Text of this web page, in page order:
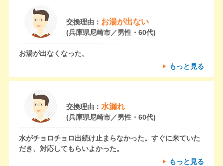
交換理由： お湯が出ない
(兵庫県尼崎市／男性・60代)
お湯が出なくなった。
もっと見る
交換理由： 水漏れ
(兵庫県尼崎市／男性・60代)
水がチョロチョロ出続け止まらなかった。すぐに来ていた
だき、対応してもらいよかった。
もっと見る